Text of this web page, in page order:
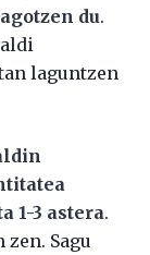
du.
laguntzen
1-3 astera.
Sagu